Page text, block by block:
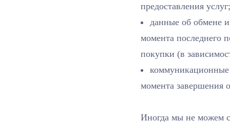
предоставления услуг;
данные об обмене
момента последнего
покупки (в
коммуникационные
момента завершения
Иногда мы не можем с